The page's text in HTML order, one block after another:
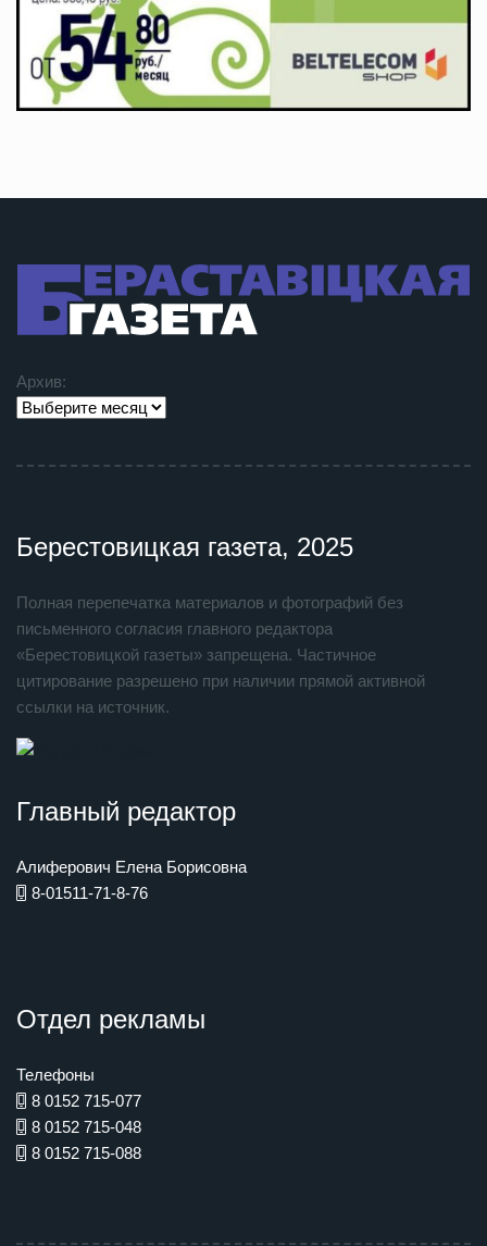
Архив:
Берестовицкая газета, 2025
Полная перепечатка материалов и фотографий без
письменного согласия главного редактора
«Берестовицкой газеты» запрещена. Частичное
цитирование разрешено при наличии прямой активной
ссылки на источник.
Главный редактор
Алиферович Елена Борисовна
8-01511-71-8-76
Отдел рекламы
Телефоны
8 0152 715-077
8 0152 715-048
8 0152 715-088